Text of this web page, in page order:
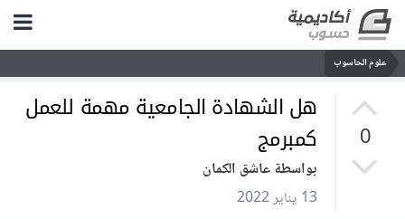
علوم الحاسوب
0
هل الشهادة الجامعية مهمة للعمل
كمبرمج
بواسطة عاشق الكمان
13 يناير 2022